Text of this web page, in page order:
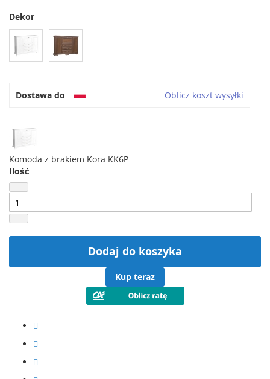
Dekor
Dostawa do Oblicz koszt wysyłki
Komoda z brakiem Kora KK6P
Ilość
Dodaj do koszyka
Kup teraz